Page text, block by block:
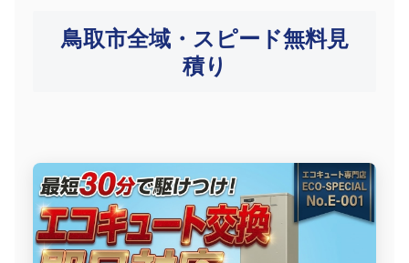
鳥取市全域・スピード無料見
積り